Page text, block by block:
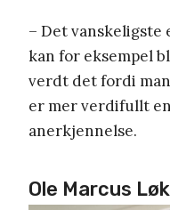
– Det vanskeligste
kan for eksempel
verdt det fordi
er mer verdifullt
anerkjennelse.
Ole Marcus